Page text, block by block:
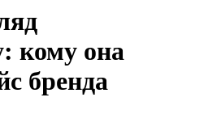
кому она
бренда